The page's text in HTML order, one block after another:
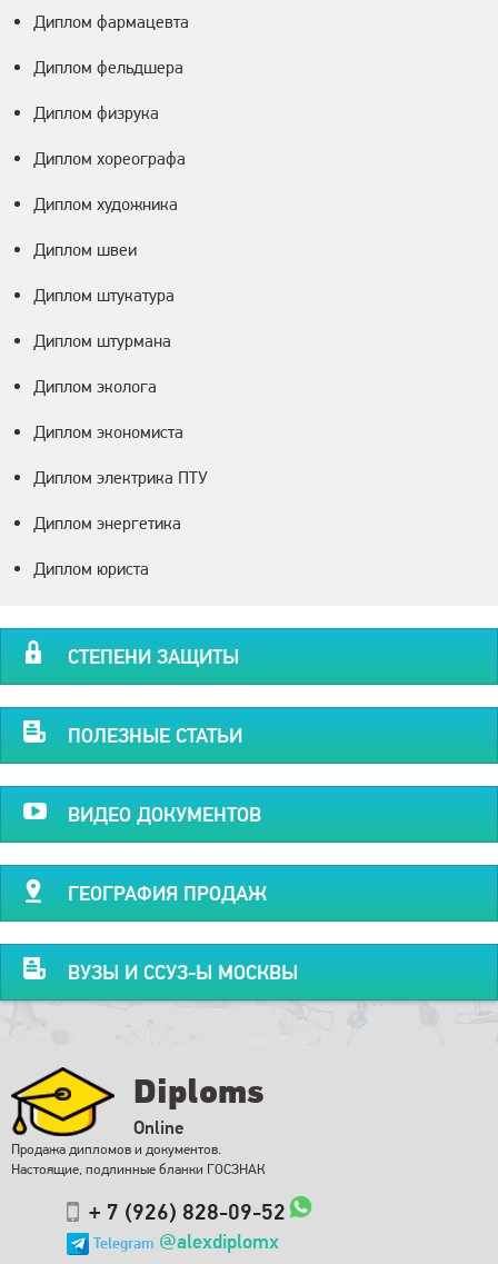
Диплом фармацевта
Диплом фельдшера
Диплом физрука
Диплом хореографа
Диплом художника
Диплом швеи
Диплом штукатура
Диплом штурмана
Диплом эколога
Диплом экономиста
Диплом электрика ПТУ
Диплом энергетика
Диплом юриста
СТЕПЕНИ ЗАЩИТЫ
ПОЛЕЗНЫЕ СТАТЬИ
ВИДЕО ДОКУМЕНТОВ
ГЕОГРАФИЯ ПРОДАЖ
ВУЗЫ И ССУЗ-Ы МОСКВЫ
Diploms
Online
Продажа дипломов и документов.
Настоящие, подлинные бланки ГОСЗНАК
+ 7 (926) 828-09-52
Telegram @alexdiplomx